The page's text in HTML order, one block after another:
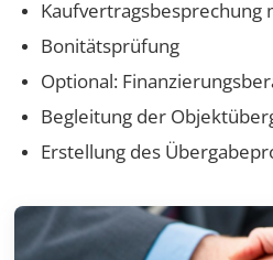
Kaufvertragsbesprechung
Bonitätsprüfung
Optional:
Begleitung der
Erstellung des